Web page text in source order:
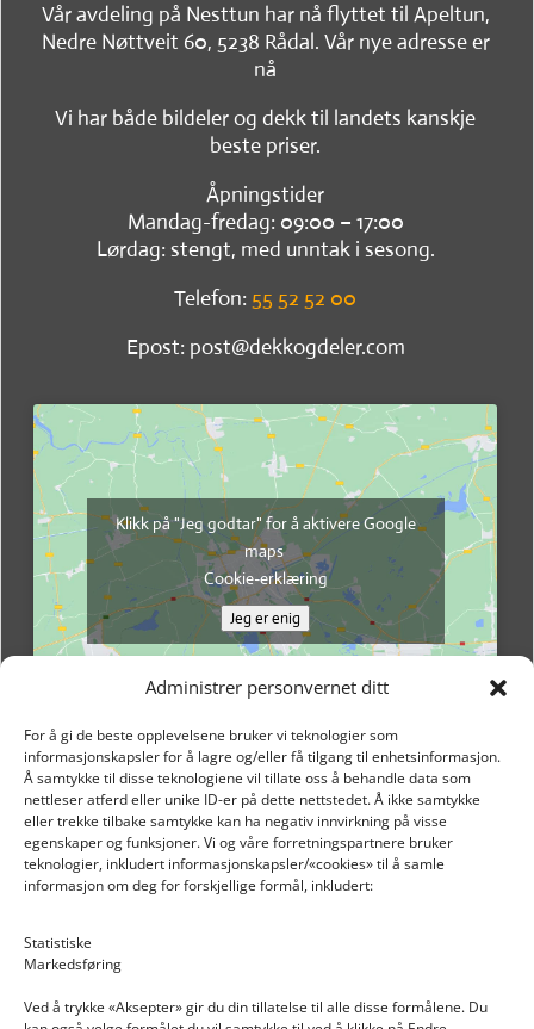
Administrer personvernet ditt
For å gi de beste opplevelsene bruker vi teknologier som
informasjonskapsler for å lagre og/eller få tilgang til enhetsinformasjon.
Å samtykke til disse teknologiene vil tillate oss å behandle data som
nettleser atferd eller unike ID-er på dette nettstedet. Å ikke samtykke
eller trekke tilbake samtykke kan ha negativ innvirkning på visse
egenskaper og funksjoner. Vi og våre forretningspartnere bruker
teknologier, inkludert informasjonskapsler/«cookies» til å samle
informasjon om deg for forskjellige formål, inkludert:
Statistiske
Markedsføring
Ved å trykke «Aksepter» gir du din tillatelse til alle disse formålene. Du
Vår avdeling på Nesttun har nå flyttet til Apeltun,
Nedre Nøttveit 60, 5238 Rådal. Vår nye adresse er
nå
Vi har både bildeler og dekk til landets kanskje
beste priser.
Åpningstider
Mandag-fredag: 09:00 – 17:00
Lørdag: stengt, med unntak i sesong.
Telefon: 55 52 52 00
Epost: post@dekkogdeler.com
Klikk på "Jeg godtar" for å aktivere Google
maps
Cookie-erklæring
Jeg er enig